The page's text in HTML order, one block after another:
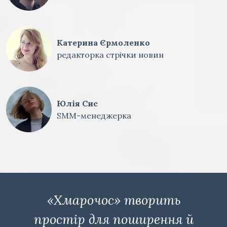
Катерина Єрмоленко
редакторка стрічки новин
Юлія Сис
SMM-менеджерка
«Хмарочос» творить
простір для поширення й